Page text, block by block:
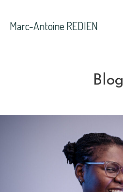
Marc-Antoine REDIEN
Blog